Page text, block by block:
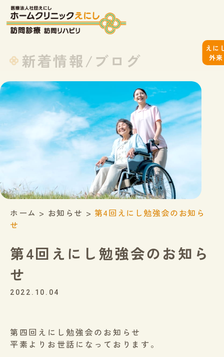
えに
外来
新着情報/ブログ
ホーム > お知らせ > 第4回えにし勉強会のお知ら
せ
第4回えにし勉強会のお知ら
せ
2022.10.04
第四回えにし勉強会のお知らせ
平素よりお世話になっております。